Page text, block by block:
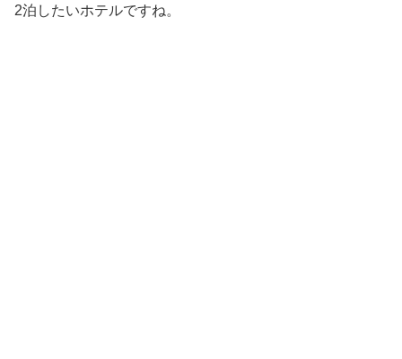
2泊したいホテルですね。